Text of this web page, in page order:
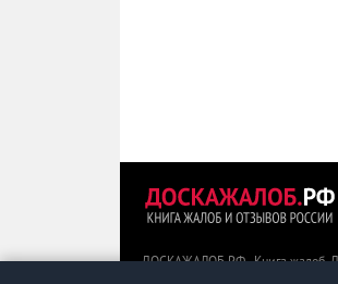
ДОСКАЖАЛОБ.РФ - Книга жалоб.